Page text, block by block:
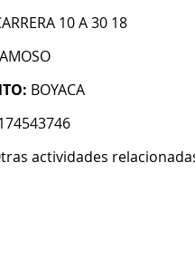
10 A 30 18
BOYACA
actividades